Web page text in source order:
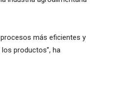
más eficientes y
productos”, ha